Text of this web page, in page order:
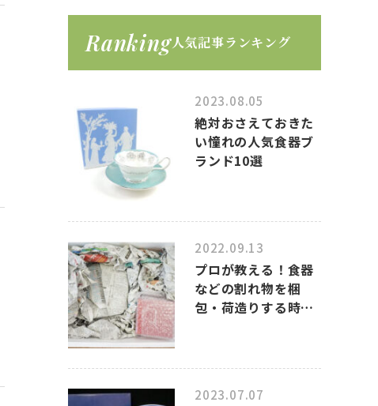
Ranking人気記事ランキング
2023.08.05
絶対おさえておきた
い憧れの人気食器ブ
ランド10選
2022.09.13
プロが教える！食器
などの割れ物を梱
包・荷造りする時
2023.07.07